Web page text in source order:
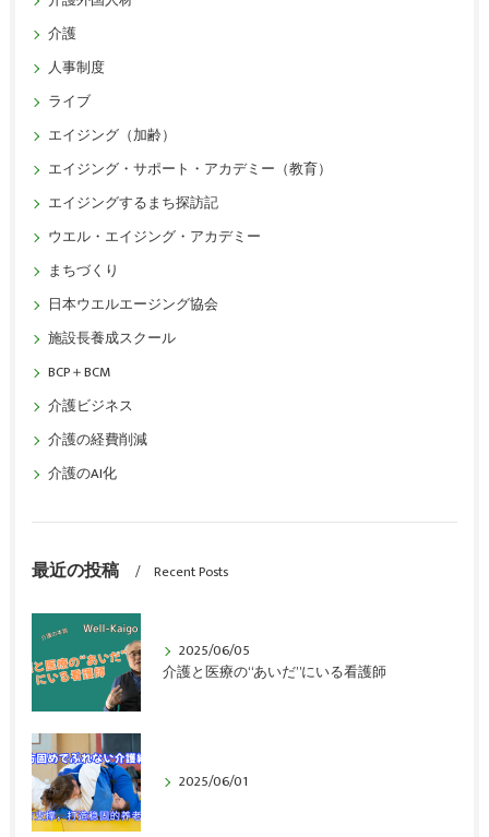
介護
人事制度
ライブ
エイジング（加齢）
エイジング・サポート・アカデミー（教育）
エイジングするまち探訪記
ウエル・エイジング・アカデミー
まちづくり
日本ウエルエージング協会
施設長養成スクール
BCP＋BCM
介護ビジネス
介護の経費削減
介護のAI化
最近の投稿 Recent Posts
2025/06/05
介護と医療の“あいだ”にいる看護師
2025/06/01